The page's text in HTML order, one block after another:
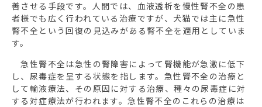
善させる手段です。人間では、血液透析を慢性腎不全の患
者様でも広く行われている治療ですが、犬猫では主に急性
腎不全という回復の見込みがある腎不全を適用としていま
す。
急性腎不全は急性の腎障害によって腎機能が急激に低下
し、尿毒症を呈する状態を指します。急性腎不全の治療と
して輸液療法、その原因に対する治療、種々の尿毒症に対
する対症療法が行われます。急性腎不全のこれらの治療は